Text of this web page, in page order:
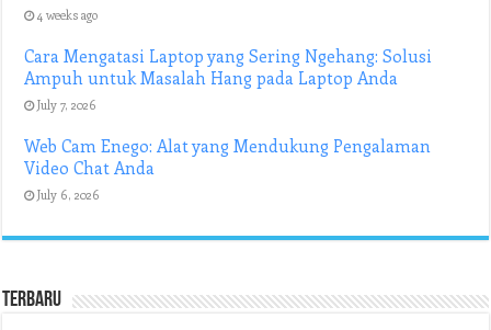
4 weeks ago
Cara Mengatasi Laptop yang Sering Ngehang: Solusi
Ampuh untuk Masalah Hang pada Laptop Anda
July 7, 2026
Web Cam Enego: Alat yang Mendukung Pengalaman
Video Chat Anda
July 6, 2026
Terbaru